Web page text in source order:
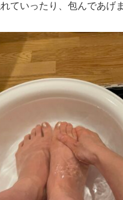
ていったり、包んであげま